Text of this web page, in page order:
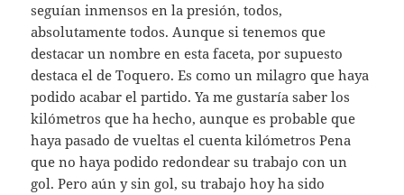
seguían inmensos en la presión, todos,
absolutamente todos. Aunque si tenemos que
destacar un nombre en esta faceta, por supuesto
destaca el de Toquero. Es como un milagro que haya
podido acabar el partido. Ya me gustaría saber los
kilómetros que ha hecho, aunque es probable que
haya pasado de vueltas el cuenta kilómetros Pena
que no haya podido redondear su trabajo con un
gol. Pero aún y sin gol, su trabajo hoy ha sido